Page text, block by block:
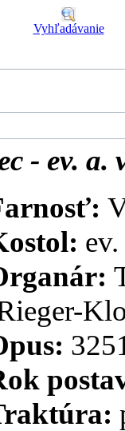
Vyhľadávanie
- ev. a.